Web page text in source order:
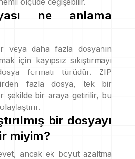
ölçüde değişebilir.
ne anlama
veya daha fazla dosyanın
için kayıpsız sıkıştırmayı
formatı türüdür. ZIP
fazla dosya, tek bir
şekilde bir araya getirilir, bu
bir dosyayı
miyim?
ancak ek boyut azaltma